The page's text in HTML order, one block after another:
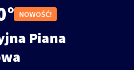
NOWOŚĆ!
Piana